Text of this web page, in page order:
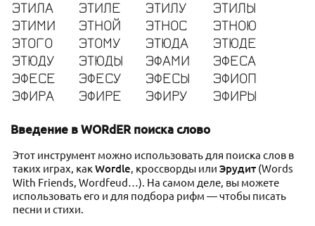
ЭТИЛА
ЭТИЛЕ ЭТИЛУ
ЭТИЛЫ
ЭТИМИ
ЭТНОЙ ЭТНОС
ЭТНОЮ
ЭТОГО
ЭТОМУ ЭТЮДА
ЭТЮДЕ
ЭТЮДУ
ЭТЮДЫ ЭФАМИ
ЭФЕСА
ЭФЕСЕ
ЭФЕСУ ЭФЕСЫ
ЭФИОП
ЭФИРА
ЭФИРЕ ЭФИРУ ЭФИРЫ
Введение в WORdER поиска слово
Этот инструмент можно использовать для поиска слов в
таких играх, какWordle , кроссворды или Эрудит(Words
With Friends, Wordfeud…). На самом деле, вы можете
использовать его и для подбора рифм — чтобы писать
песни и стихи.